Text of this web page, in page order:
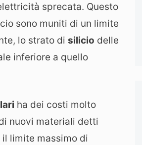
sprecata. Questo
sono muniti di un limite
lo strato di silicio delle
inferiore a quello
ha dei costi molto
nuovi materiali detti
il limite massimo di